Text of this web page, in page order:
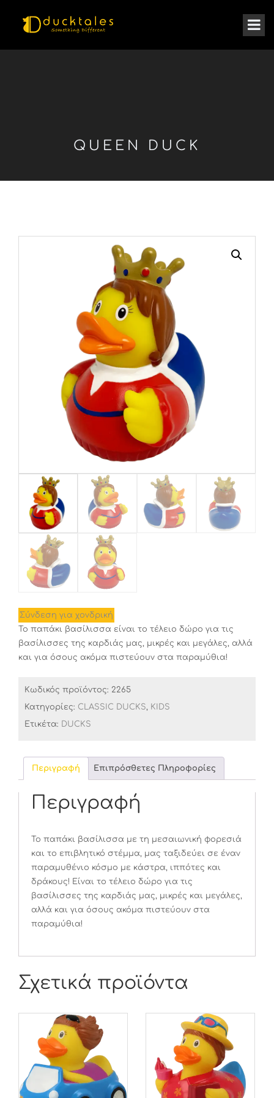
QUEEN DUCK
Σύνδεση για χονδρική
Το παπάκι βασίλισσα είναι το τέλειο δώρο για τις
βασίλισσες της καρδιάς μας, μικρές και μεγάλες, αλλά
και για όσους ακόμα πιστεύουν στα παραμύθια!
Κωδικός προϊόντος: 2265
Κατηγορίες: CLASSIC DUCKS, KIDS
Ετικέτα: DUCKS
Περιγραφή Επιπρόσθετες Πληροφορίες
Περιγραφή
Το παπάκι βασίλισσα με τη μεσαιωνική φορεσιά
και το επιβλητικό στέμμα, μας ταξιδεύει σε έναν
παραμυθένιο κόσμο με κάστρα, ιππότες και
δράκους! Είναι το τέλειο δώρο για τις
βασίλισσες της καρδιάς μας, μικρές και μεγάλες,
αλλά και για όσους ακόμα πιστεύουν στα
παραμύθια!
Σχετικά προϊόντα